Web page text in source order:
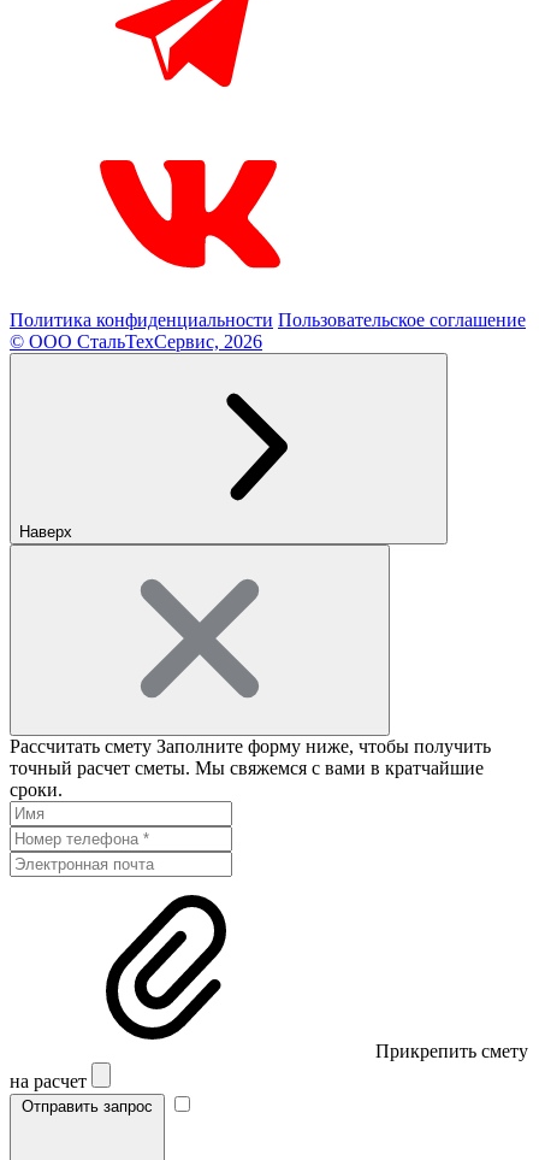
Политика конфиденциальности Пользовательское соглашение
© ООО СтальТехСервис, 2026
Наверх
Рассчитать смету Заполните форму ниже, чтобы получить
точный расчет сметы. Мы свяжемся с вами в кратчайшие
сроки.
Прикрепить смету
на расчет
Отправить запрос